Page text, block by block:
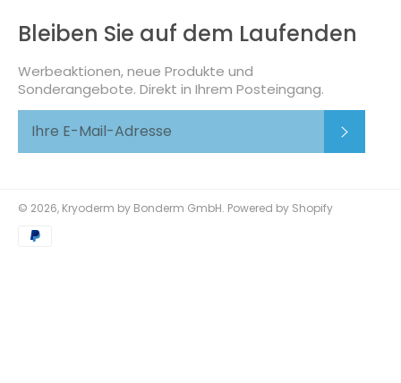
Bleiben Sie auf dem Laufenden
Werbeaktionen, neue Produkte und
Sonderangebote. Direkt in Ihrem Posteingang.
© 2026, Kryoderm by Bonderm GmbH. Powered by Shopify